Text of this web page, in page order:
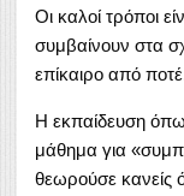
Οι καλοί τρόποι
συμβαίνουν στα
επίκαιρο από
Η εκπαίδευση
μάθημα για
θεωρούσε κανείς